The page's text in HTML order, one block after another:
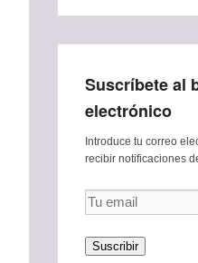
Suscríbete al
electrónico
Introduce tu correo
recibir notificaciones
Tu
email
Suscribir